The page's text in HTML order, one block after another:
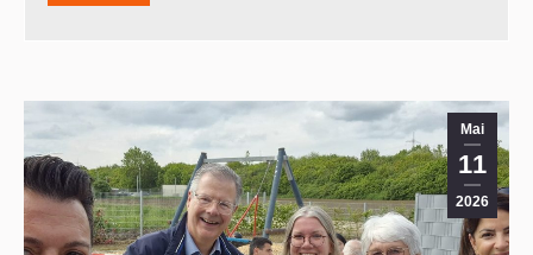
Mai
11
2026